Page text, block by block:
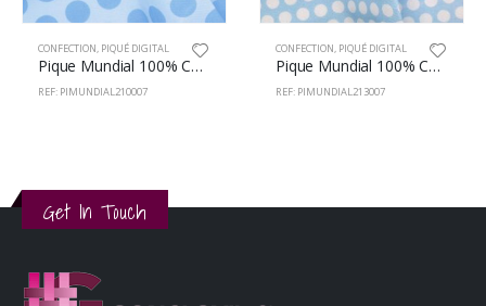
CONFECTION ,PIQUÉ DIGITAL
Pique Mundial 100% Coton 150cm 213/7
REF: PIMUNDIAL213007
CONFECTION ,PIQUÉ DIGITAL
Pique Mundial 100% Coton 150cm 211/7
REF: PIMUNDIAL211007
Get In Touch